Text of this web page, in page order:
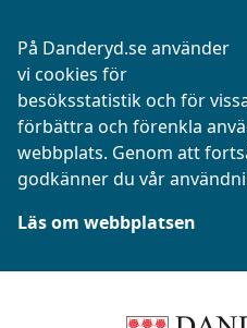
På Danderyd.se använder
vi cookies för
besöksstatistik och för
förbättra och förenkla
webbplats. Genom att
godkänner du vår
Läs om webbplatsen